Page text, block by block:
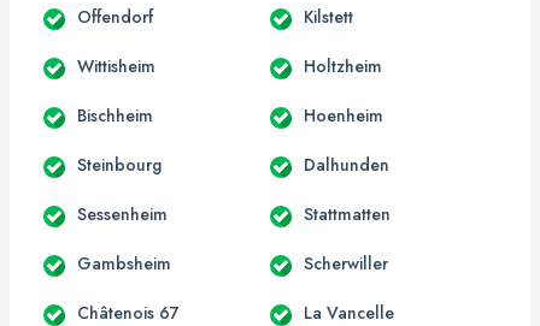
Offendorf Kilstett
Wittisheim Holtzheim
Bischheim Hoenheim
Steinbourg Dalhunden
Sessenheim Stattmatten
Gambsheim Scherwiller
Châtenois 67 La Vancelle